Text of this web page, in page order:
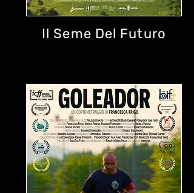
Il Seme Del Futuro